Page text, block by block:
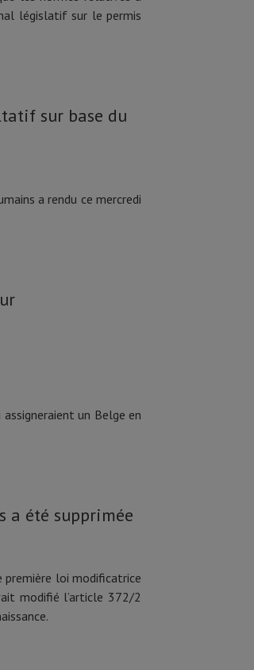
législatif sur le permis
sur base du
a rendu ce mercredi
un Belge en
a été supprimée
loi modificatrice
modifié l’article 372/2